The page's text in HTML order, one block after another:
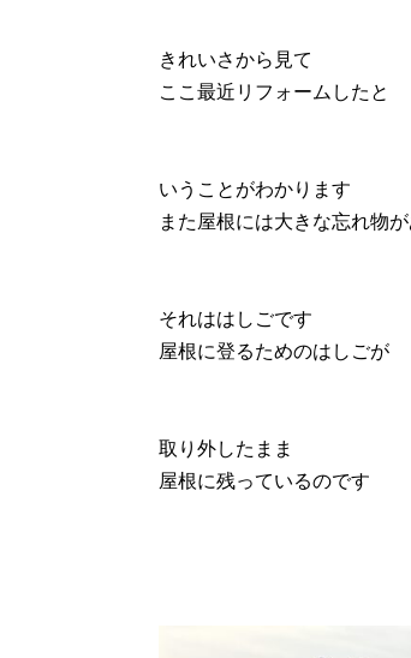
きれいさから見て
ここ最近リフォームしたと
いうことがわかります
また屋根には大きな忘れ物
それははしごです
屋根に登るためのはしごが
取り外したまま
屋根に残っているのです